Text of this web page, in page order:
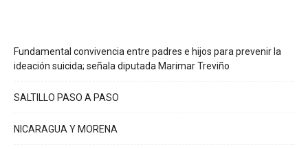
Fundamental convivencia entre padres e hijos para prevenir la
ideación suicida; señala diputada Marimar Treviño
SALTILLO PASO A PASO
NICARAGUA Y MORENA